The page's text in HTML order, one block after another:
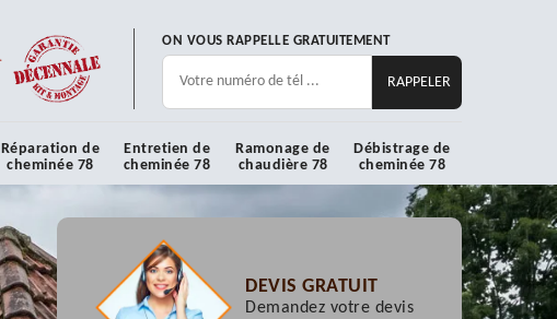
ON VOUS RAPPELLE GRATUITEMENT
Réparation de
cheminée 78
Entretien de
cheminée 78
Ramonage de
chaudière 78
Débistrage de
cheminée 78
DEVIS GRATUIT
Demandez votre devis